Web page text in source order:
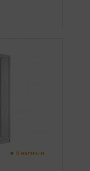
В наличии